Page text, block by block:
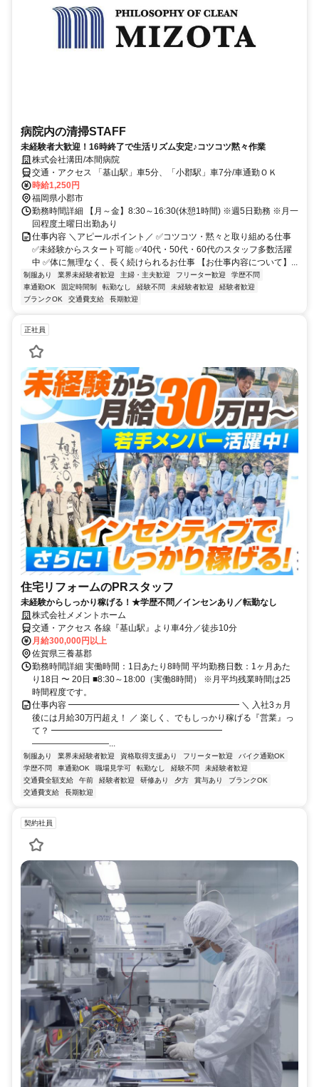
病院内の清掃STAFF
未経験者大歓迎！16時終了で生活リズム安定♪コツコツ黙々作業
株式会社溝田/本間病院
交通・アクセス 「基山駅」車5分、「小郡駅」車7分/車通勤ＯＫ
時給1,250円
福岡県小郡市
勤務時間詳細 【月～金】8:30～16:30(休憩1時間) ※週5日勤務 ※月一
回程度土曜日出勤あり
仕事内容 ＼アピールポイント／ ✅コツコツ・黙々と取り組める仕事
✅未経験からスタート可能 ✅40代・50代・60代のスタッフ多数活躍
中 ✅体に無理なく、長く続けられるお仕事 【お仕事内容について】...
制服あり 業界未経験者歓迎 主婦・主夫歓迎 フリーター歓迎
学歴不問
車通勤OK
固定時間制 転勤なし 経験不問 未経験者歓迎
経験者歓迎
ブランクOK
交通費支給 長期歓迎
正社員
住宅リフォームのPRスタッフ
未経験からしっかり稼げる！★学歴不問／インセンあり／転勤なし
株式会社メメントホーム
交通・アクセス 各線『基山駅』より車4分／徒歩10分
月給300,000円以上
佐賀県三養基郡
勤務時間詳細 実働時間：1日あたり8時間 平均勤務日数：1ヶ月あた
り18日 〜 20日 ■8:30～18:00（実働8時間） ※月平均残業時間は25
時間程度です。
仕事内容 ━━━━━━━━━━━━━━━━━━━━ ＼ 入社3ヵ月
後には月給30万円超え！ ／ 楽しく、でもしっかり稼げる『営業』っ
て？ ━━━━━━━━━━━━━━━━━━━━
―――――――――...
制服あり 業界未経験者歓迎 資格取得支援あり フリーター歓迎
バイク通勤OK
学歴不問
車通勤OK 職場見学可 転勤なし 経験不問
未経験者歓迎
交通費全額支給
午前 経験者歓迎 研修あり 夕方 賞与あり
ブランクOK
交通費支給
長期歓迎
契約社員